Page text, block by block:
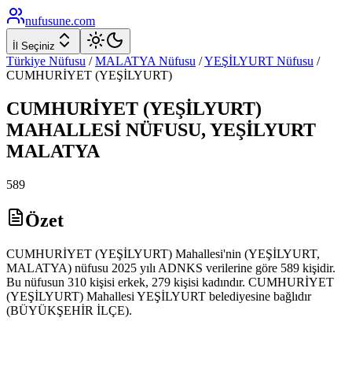
nufusune.com
İl Seçiniz
Türkiye Nüfusu / MALATYA Nüfusu /YEŞİLYURT Nüfusu /
CUMHURİYET (YEŞİLYURT)
CUMHURİYET (YEŞİLYURT)
MAHALLESİ NÜFUSU, YEŞİLYURT
MALATYA
589
Özet
CUMHURİYET (YEŞİLYURT) Mahallesi'nin (YEŞİLYURT,
MALATYA) nüfusu 2025 yılı ADNKS verilerine göre 589 kişidir.
Bu nüfusun 310 kişisi erkek, 279 kişisi kadındır. CUMHURİYET
(YEŞİLYURT) Mahallesi YEŞİLYURT belediyesine bağlıdır
(BÜYÜKŞEHİR İLÇE).